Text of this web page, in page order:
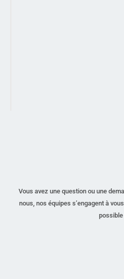
Vous avez une question ou une
nous, nos équipes s’engagent à
possible